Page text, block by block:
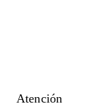
Atención